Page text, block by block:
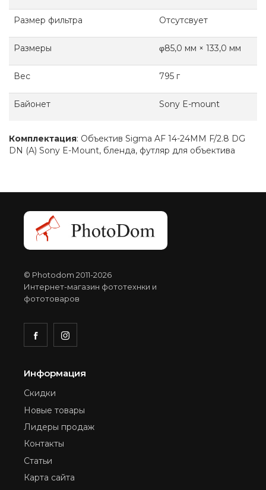
Размер фильтра Отсутсвует
Размеры φ85,0 мм × 133,0 мм
Вес 795 г
Байонет Sony E-mount
Комплектация: Объектив Sigma AF 14-24MM F/2.8 DG
DN (A) Sony E-Mount, бленда, футляр для объектива
© Photodom 2011-2026
Интернет-магазин фототехнки и
фототоваров
Информация
Скидки
Новые товары
Лидеры продаж
Контакты
Статьи
Карта сайта